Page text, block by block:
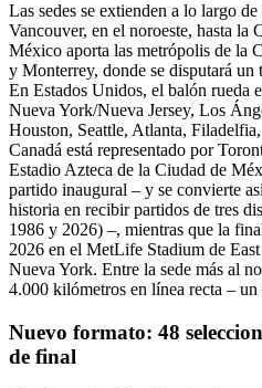
Las sedes se extienden a lo largo
Vancouver, en el noroeste, hasta la
México aporta las metrópolis de la
y Monterrey, donde se disputará un
En Estados Unidos, el balón rueda
Nueva York/Nueva Jersey, Los
Houston, Seattle, Atlanta,
Canadá está representado por
Estadio Azteca de la Ciudad de
partido inaugural – y se convierte
historia en recibir partidos de tres
1986 y 2026) –, mientras que la
2026 en el MetLife Stadium de
Nueva York. Entre la sede más al
4.000 kilómetros en línea recta –
Nuevo formato: 48
de final